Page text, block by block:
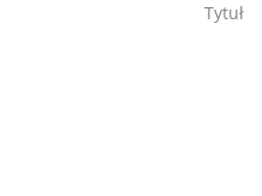
Tytuł